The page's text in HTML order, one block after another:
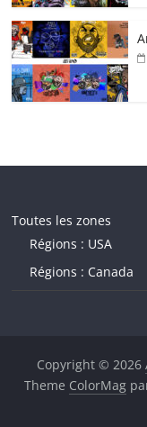
Toutes les zones
Régions : USA
Régions : Canada
Copyright © 2026
Theme ColorMag